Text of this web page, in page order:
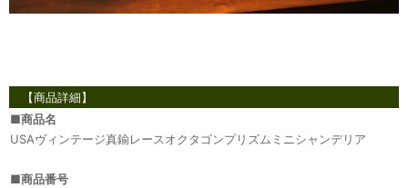
【商品詳細】
■商品名
USAヴィンテージ真鍮レースオクタゴンプリズムミニシャンデリア
■商品番号